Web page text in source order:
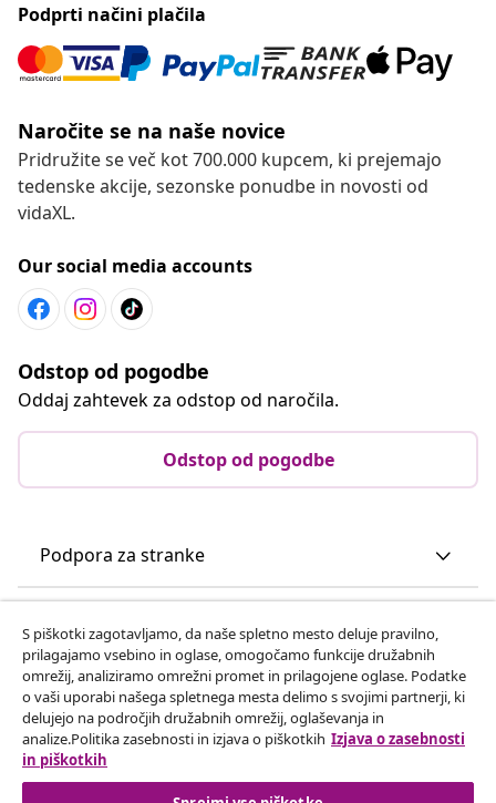
Podprti načini plačila
Naročite se na naše novice
Pridružite se več kot 700.000 kupcem, ki prejemajo
tedenske akcije, sezonske ponudbe in novosti od
vidaXL.
Our social media accounts
Odstop od pogodbe
Oddaj zahtevek za odstop od naročila.
Odstop od pogodbe
Podpora za stranke
vidaXL
Odkrijte več
S piškotki zagotavljamo, da naše spletno mesto deluje pravilno,
prilagajamo vsebino in oglase, omogočamo funkcije družabnih
omrežij, analiziramo omrežni promet in prilagojene oglase. Podatke
o vaši uporabi našega spletnega mesta delimo s svojimi partnerji, ki
delujejo na področjih družabnih omrežij, oglaševanja in
analize.Politika zasebnosti in izjava o piškotkih Izjava o zasebnosti
in piškotkih